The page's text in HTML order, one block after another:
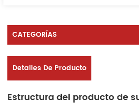
CATEGORÍAS
Detalles De Producto
Estructura del producto de